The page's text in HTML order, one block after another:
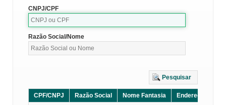
CNPJ/CPF
Razão Social/Nome
Pesquisar
CPF/CNPJ Razão Social Nome Fantasia Endereço